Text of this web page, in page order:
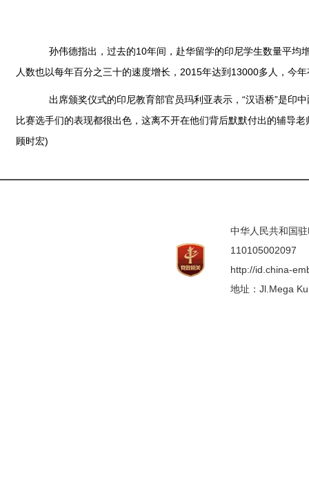
孙伟德指出，过去的10年间，赴华留学的印尼学生数量平均
人数也以每年百分之三十的速度增长，2015年达到13000多人，今
出席颁奖仪式的印尼教育部官员玛利亚表示，“汉语桥”是印中
比赛选手们的表现都很出色，这离不开在他们背后默默付出的辅导
顾时宏)
中华人民共和国
110105002097
http://id.china-
地址：Jl.Mega